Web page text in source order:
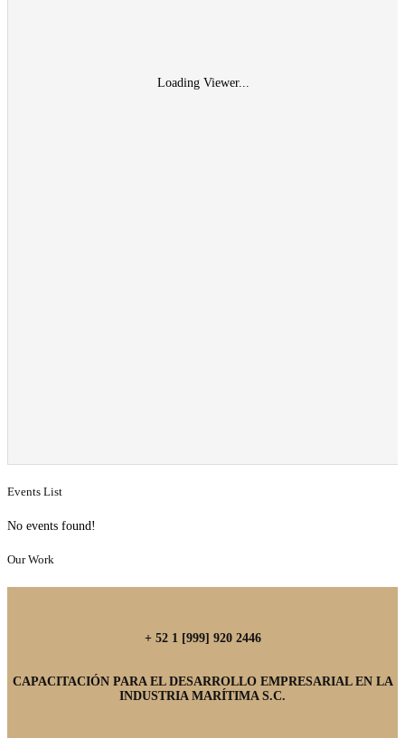
Loading Viewer...
Events List
No events found!
Our Work
+ 52 1 [999] 920 2446
CAPACITACIÓN PARA EL DESARROLLO EMPRESARIAL EN LA
INDUSTRIA MARÍTIMA S.C.